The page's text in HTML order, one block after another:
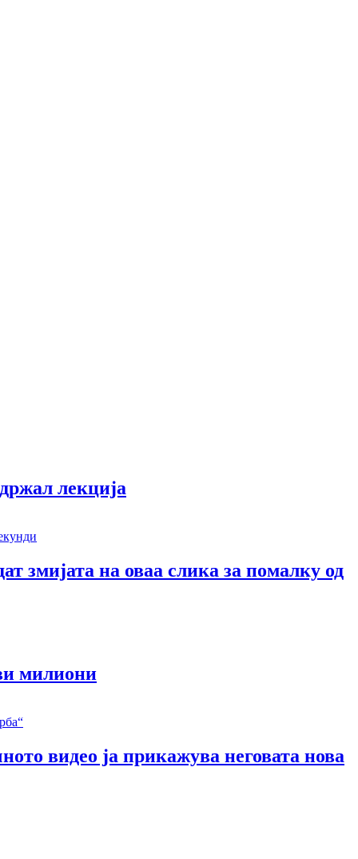
лекција
змијата на оваа слика за помалку од
милиони
видео ја прикажува неговата нова